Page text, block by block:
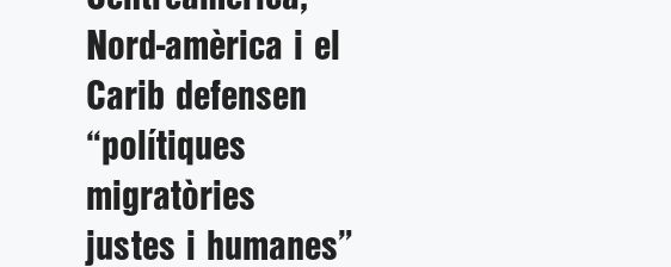
Nord-amèrica i el
Carib defensen
“polítiques
migratòries
justes i humanes”